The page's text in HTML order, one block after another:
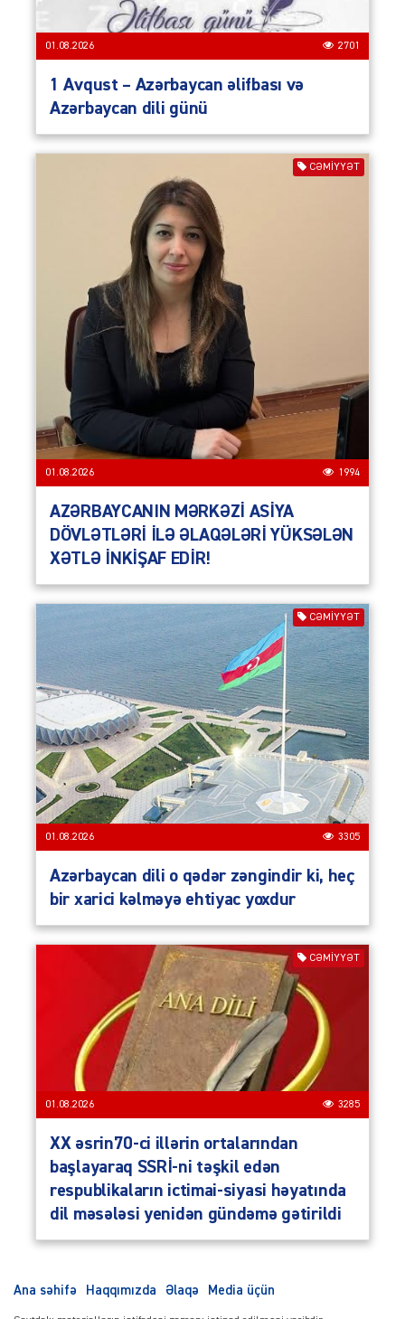
01.08.2026 2701
1 Avqust – Azərbaycan əlifbası və
Azərbaycan dili günü
CƏMIYYƏT
01.08.2026 1994
AZƏRBAYCANIN MƏRKƏZİ ASİYA
DÖVLƏTLƏRİ İLƏ ƏLAQƏLƏRİ YÜKSƏLƏN
XƏTLƏ İNKİŞAF EDİR!
CƏMIYYƏT
01.08.2026 3305
Azərbaycan dili o qədər zəngindir ki, heç
bir xarici kəlməyə ehtiyac yoxdur
CƏMIYYƏT
01.08.2026 3285
XX əsrin70-ci illərin ortalarından
başlayaraq SSRİ-ni təşkil edən
respublikaların ictimai-siyasi həyatında
dil məsələsi yenidən gündəmə gətirildi
Ana səhifə Haqqımızda Əlaqə Media üçün